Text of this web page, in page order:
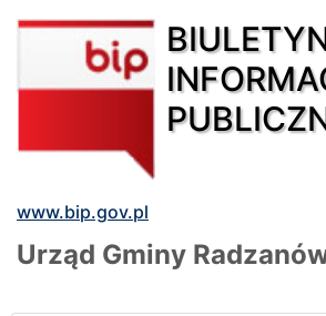
www.bip.gov.pl
Urząd Gminy